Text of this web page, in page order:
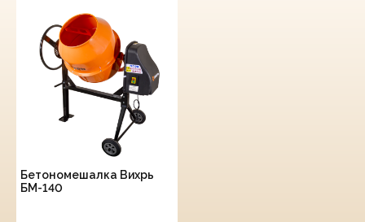
Бетономешалка Вихрь
БМ-140